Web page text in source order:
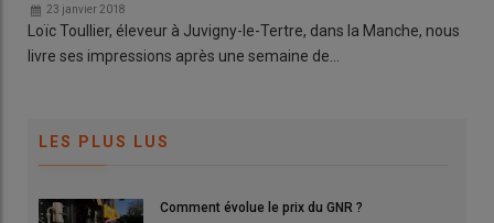
23 janvier 2018
Loïc Toullier, éleveur à Juvigny-le-Tertre, dans la Manche, nous
livre ses impressions après une semaine de…
LES PLUS LUS
Comment évolue le prix du GNR ?